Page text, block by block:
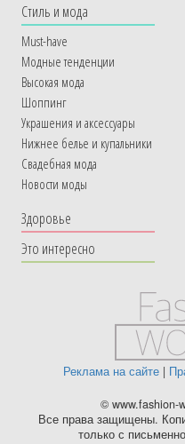
Cтиль и мода
Must-have
Модные тенденции
Высокая мода
Шоппинг
Украшения и аксессуары
Нижнее белье и купальники
Свадебная мода
Новости моды
Здоровье
Это интересно
Реклама на сайте |
© www.fashion-
Все права защищены.
только с